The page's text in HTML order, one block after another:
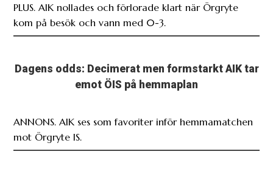
PLUS. AIK nollades och förlorade klart när Örgryte
kom på besök och vann med 0-3.
Dagens odds: Decimerat men formstarkt AIK tar
emot ÖIS på hemmaplan
ANNONS. AIK ses som favoriter inför hemmamatchen
mot Örgryte IS.